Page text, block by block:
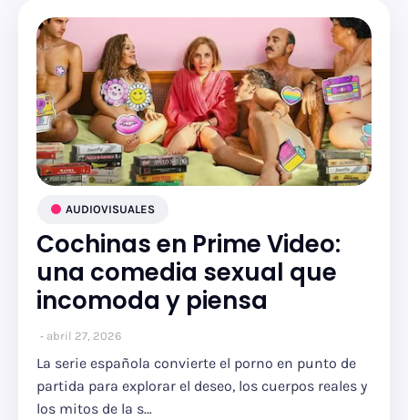
AUDIOVISUALES
Cochinas en Prime Video:
una comedia sexual que
incomoda y piensa
abril 27, 2026
La serie española convierte el porno en punto de
partida para explorar el deseo, los cuerpos reales y
los mitos de la s…